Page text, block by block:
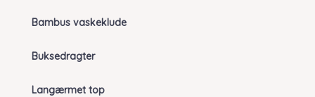
Bambus vaskeklude
Buksedragter
Langærmet top